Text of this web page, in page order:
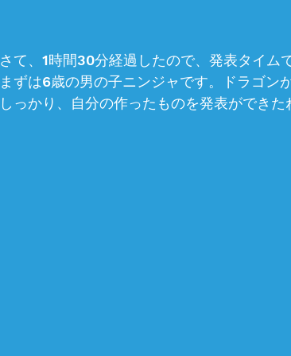
さて、1時間30分経過したので、発表タイムで
まずは6歳の男の子ニンジャです。ドラゴン
しっかり、自分の作ったものを発表ができた